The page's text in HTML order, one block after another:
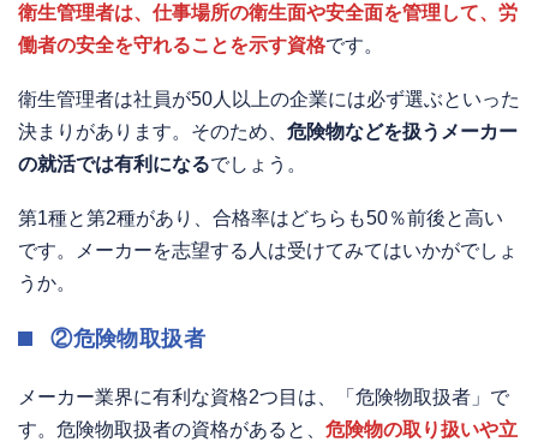
衛生管理者は、 仕事場所の衛生面や安全面を管理して、労
働者の安全を守れることを示す資格です。
衛生管理者は社員が50人以上の企業には必ず選ぶといった
決まりがあります。そのため、 危険物などを扱うメーカー
の就活では有利になるでしょう。
第1種と第2種があり、合格率はどちらも50％前後と高い
です。メーカーを志望する人は受けてみてはいかがでしょ
うか。
②危険物取扱者
メーカー業界に有利な資格2つ目は、「危険物取扱者」で
す。危険物取扱者の資格があると、 危険物の取り扱いや立